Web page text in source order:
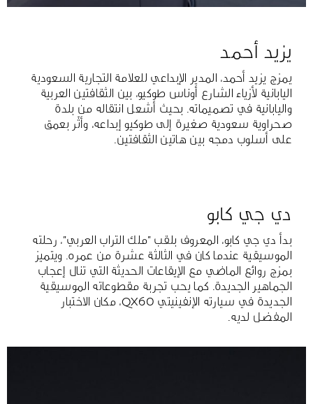
يزيد أحمد
يمزج يزيد أحمد، المدير الإبداعي للعلامة التجارية السعودية
اليابانية لأزياء الشارع أوناس طوكيو، بين الثقافتين العربية
واليابانية في تصميماته. بحيث أشعل انتقاله من بلدة
صحراوية سعودية صغيرة إلى طوكيو إبداعه، وأثّر بعمق
على أسلوب دمجه بين هاتين الثقافتين.
دي جي كابو
بدأ دي جي كابو، المعروف بلقب "ملك التراب العربي"، رحلته
الموسيقية عندما كان في الثالثة عشرة من عمره. ويتميز
بمزج روائع الماضي مع الإيقاعات الحديثة التي تنال إعجاب
الجماهير الجديدة. كما يحب تجربة مقطوعاته الموسيقية
الجديدة في سيارته الإنفينيتي QX60، مكان الاختبار
المفضل لديه.